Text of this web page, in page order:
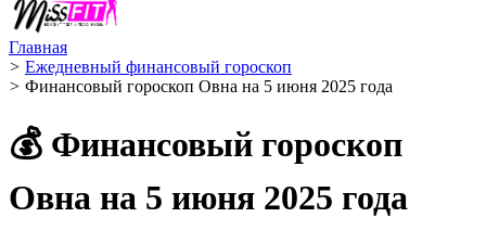
Главная
> Ежедневный финансовый гороскоп
> Финансовый гороскоп Овна на 5 июня 2025 года
💰 Финансовый гороскоп
Овна на 5 июня 2025 года